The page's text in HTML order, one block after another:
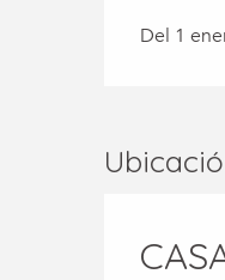
Del 1